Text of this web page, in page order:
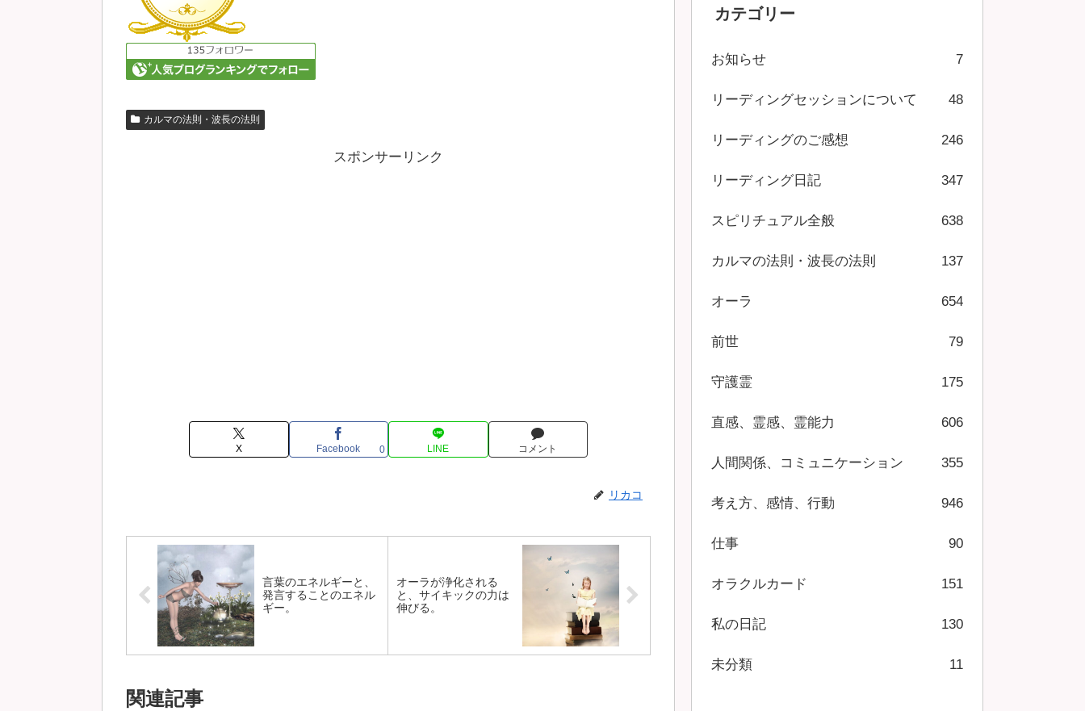
カルマの法則・波長の法則
スポンサーリンク
X Facebook 0 LINE コメント
リカコ
言葉のエネルギーと、
発言することのエネル
ギー。
オーラが浄化される
と、サイキックの力は
伸びる。
関連記事
カテゴリー
お知らせ 7
リーディングセッションについて 48
リーディングのご感想 246
リーディング日記 347
スピリチュアル全般 638
カルマの法則・波長の法則 137
オーラ 654
前世 79
守護霊 175
直感、霊感、霊能力 606
人間関係、コミュニケーション 355
考え方、感情、行動 946
仕事 90
オラクルカード 151
私の日記 130
未分類 11